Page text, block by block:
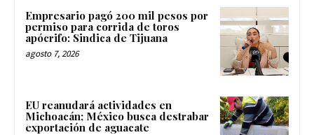
Empresario pagó 200 mil pesos por
permiso para corrida de toros
apócrifo: Sindica de Tijuana
agosto 7, 2026
EU reanudará actividades en
Michoacán; México busca destrabar
exportación de aguacate